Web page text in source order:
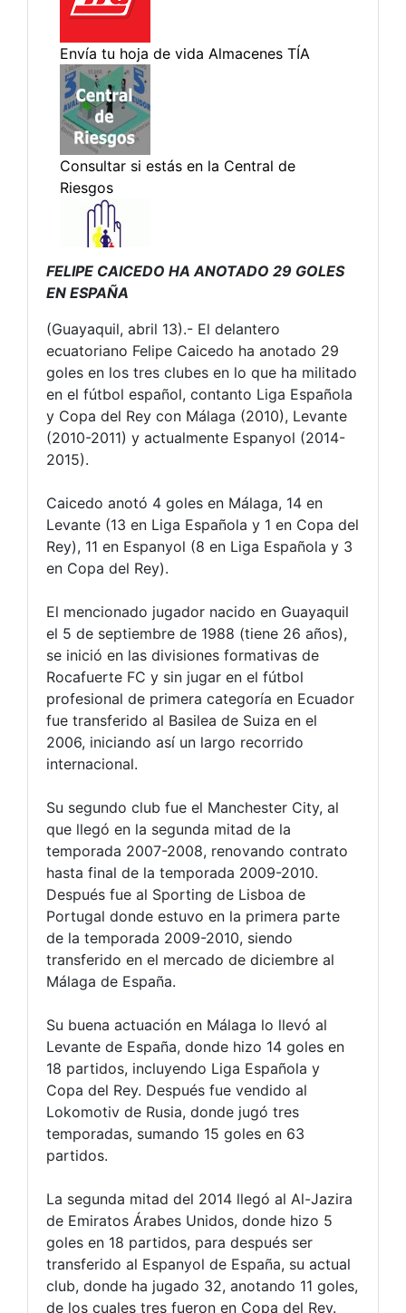
FELIPE CAICEDO HA ANOTADO 29 GOLES
EN ESPAÑA
(Guayaquil, abril 13).- El delantero
ecuatoriano Felipe Caicedo ha anotado 29
goles en los tres clubes en lo que ha militado
en el fútbol español, contanto Liga Española
y Copa del Rey con Málaga (2010), Levante
(2010-2011) y actualmente Espanyol (2014-
2015).
Caicedo anotó 4 goles en Málaga, 14 en
Levante (13 en Liga Española y 1 en Copa del
Rey), 11 en Espanyol (8 en Liga Española y 3
en Copa del Rey).
El mencionado jugador nacido en Guayaquil
el 5 de septiembre de 1988 (tiene 26 años),
se inició en las divisiones formativas de
Rocafuerte FC y sin jugar en el fútbol
profesional de primera categoría en Ecuador
fue transferido al Basilea de Suiza en el
2006, iniciando así un largo recorrido
internacional.
Su segundo club fue el Manchester City, al
que llegó en la segunda mitad de la
temporada 2007-2008, renovando contrato
hasta final de la temporada 2009-2010.
Después fue al Sporting de Lisboa de
Portugal donde estuvo en la primera parte
de la temporada 2009-2010, siendo
transferido en el mercado de diciembre al
Málaga de España.
Su buena actuación en Málaga lo llevó al
Levante de España, donde hizo 14 goles en
18 partidos, incluyendo Liga Española y
Copa del Rey. Después fue vendido al
Lokomotiv de Rusia, donde jugó tres
temporadas, sumando 15 goles en 63
partidos.
La segunda mitad del 2014 llegó al Al-Jazira
de Emiratos Árabes Unidos, donde hizo 5
goles en 18 partidos, para después ser
transferido al Espanyol de España, su actual
club, donde ha jugado 32, anotando 11 goles,
de los cuales tres fueron en Copa del Rey.